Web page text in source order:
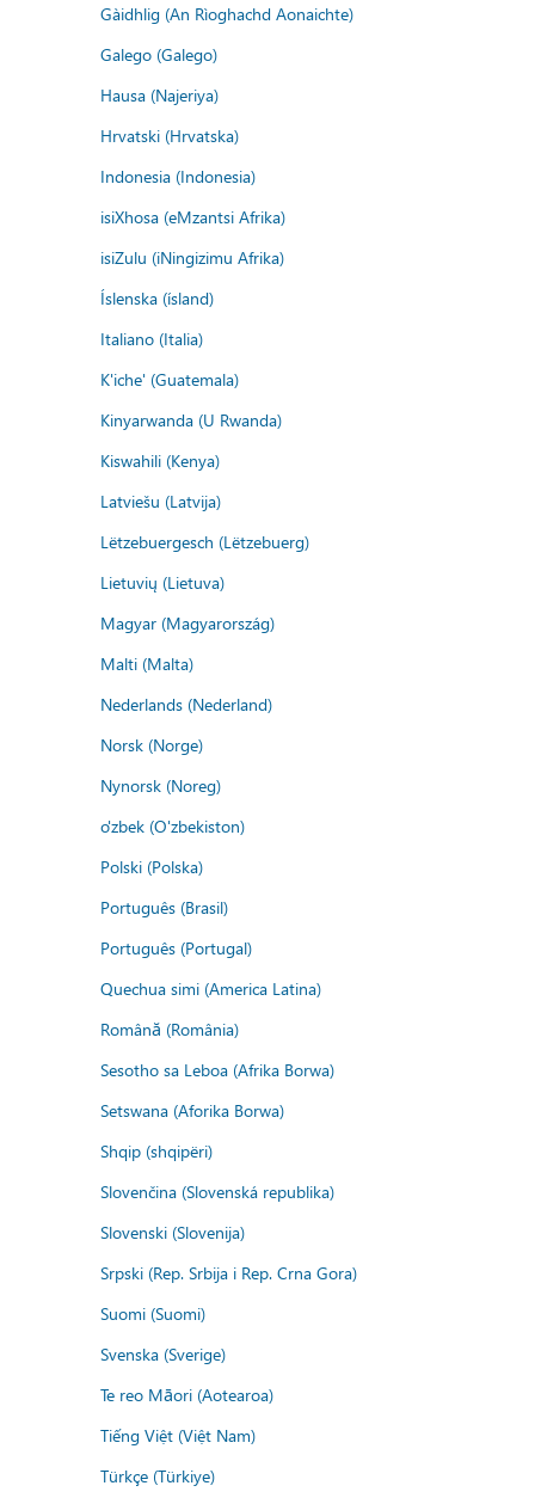
Gàidhlig (An Rìoghachd Aonaichte)
Galego (Galego)
Hausa (Najeriya)
Hrvatski (Hrvatska)
Indonesia (Indonesia)
isiXhosa (eMzantsi Afrika)
isiZulu (iNingizimu Afrika)
Íslenska (ísland)
Italiano (Italia)
K'iche' (Guatemala)
Kinyarwanda (U Rwanda)
Kiswahili (Kenya)
Latviešu (Latvija)
Lëtzebuergesch (Lëtzebuerg)
Lietuvių (Lietuva)
Magyar (Magyarország)
Malti (Malta)
Nederlands (Nederland)
Norsk (Norge)
Nynorsk (Noreg)
o'zbek (O'zbekiston)
Polski (Polska)
Português (Brasil)
Português (Portugal)
Quechua simi (America Latina)
Română (România)
Sesotho sa Leboa (Afrika Borwa)
Setswana (Aforika Borwa)
Shqip (shqipëri)
Slovenčina (Slovenská republika)
Slovenski (Slovenija)
Srpski (Rep. Srbija i Rep. Crna Gora)
Suomi (Suomi)
Svenska (Sverige)
Te reo Māori (Aotearoa)
Tiếng Việt (Việt Nam)
Türkçe (Türkiye)